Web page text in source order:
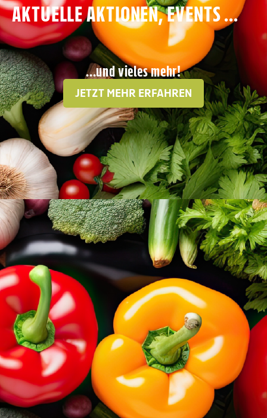
AKTUELLE AKTIONEN, EVENTS ...
...und vieles mehr!
JETZT MEHR ERFAHREN